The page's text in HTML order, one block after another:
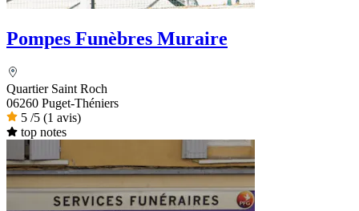
Pompes Funèbres Muraire
Quartier Saint Roch
06260 Puget-Théniers
5 /5 (1 avis)
top notes